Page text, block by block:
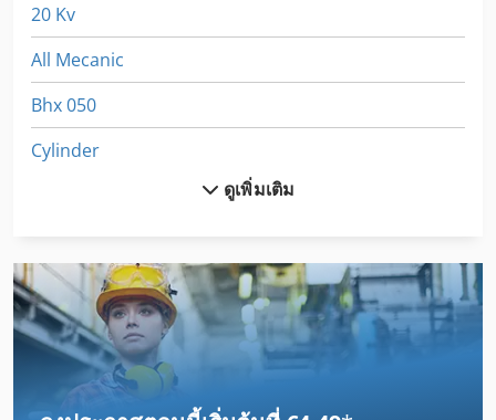
20 Kv
All Mecanic
Bhx 050
Cylinder
Dws 200
Egv 12
Emu 200
ดูเพิ่มเติม